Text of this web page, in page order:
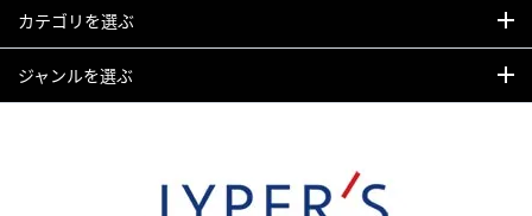
カテゴリを選ぶ
ジャンルを選ぶ